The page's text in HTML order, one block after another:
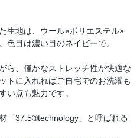
生地は、ウール×ポリエステル×
色目は濃い目のネイビーで。
ら、僅かなストレッチ性が快適な
トに入れればご自宅でのお洗濯も
い点も魅力です。
「37.5®technology」と呼ばれる